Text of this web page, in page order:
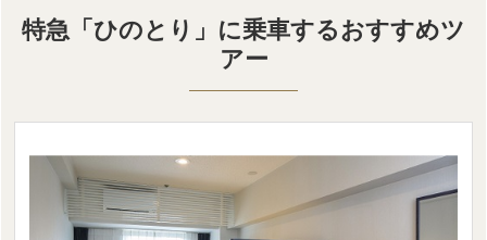
首都圏発
特急「ひのとり」に乗車するおすすめツ
アー